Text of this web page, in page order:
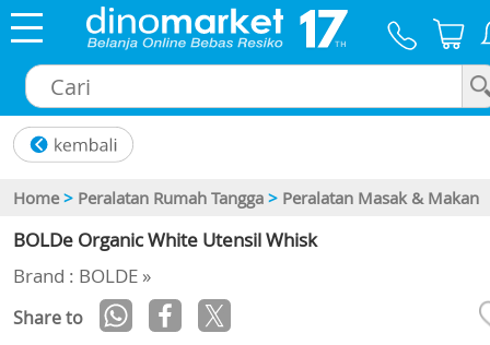
Home > Peralatan Rumah Tangga > Peralatan Masak & Makan
BOLDe Organic White Utensil Whisk
Brand : BOLDE »
Share to